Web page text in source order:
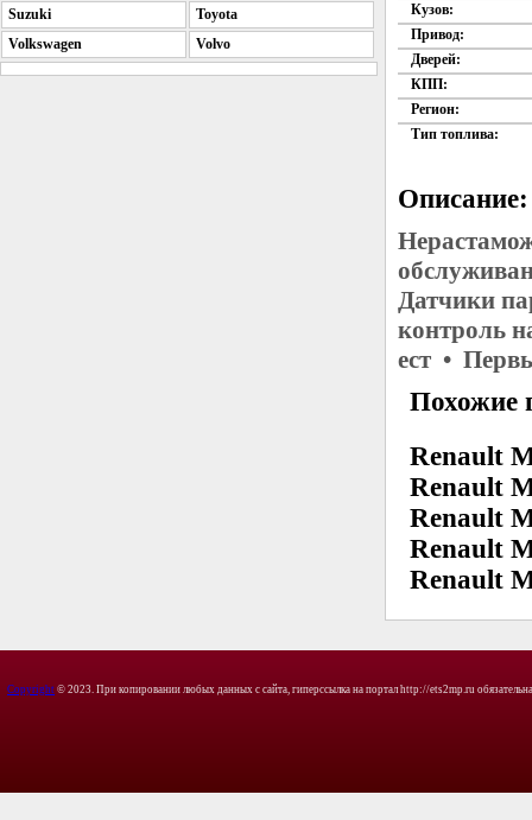
Кузов:
Привод:
Дверей:
КПП:
Регион:
Тип топлива:
Описание:
Датчики
контроль
ест •
Похожие
Renault
Renault
Renault
Renault
Renault
Suzuki
Toyota
Volkswagen
Volvo
Copyright © 2023. При копировании любых данных с сайта, гиперссылка на портал http://ets2mp.ru